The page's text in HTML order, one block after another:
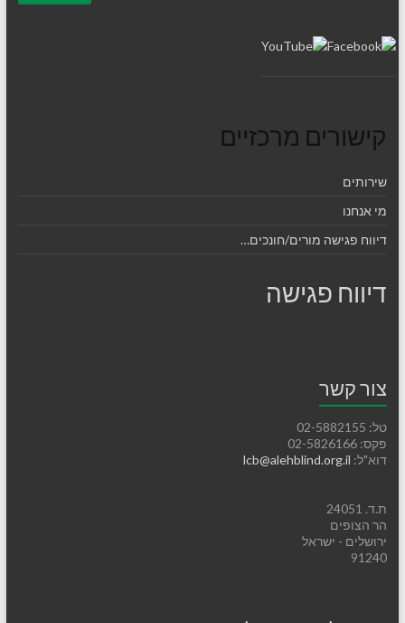
קישורים מרכזיים
שירותים
מי אנחנו
דיווח פגישה מורים/חונכים…
דיווח פגישה
צור קשר
טל: 02-5882155
פקס: 02-5826166
דוא"ל:
ת.ד. 24051
הר הצופים
ירושלים - ישראל
91240